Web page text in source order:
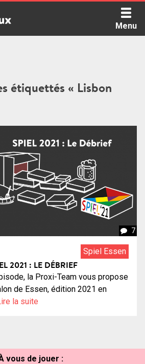
Menu
étiquettés « Lisbon
7
Spiel Essen
2021 : LE DÉBRIEF
la Proxi-Team vous propose
de Essen, édition 2021 en
la suite
vous de jouer :